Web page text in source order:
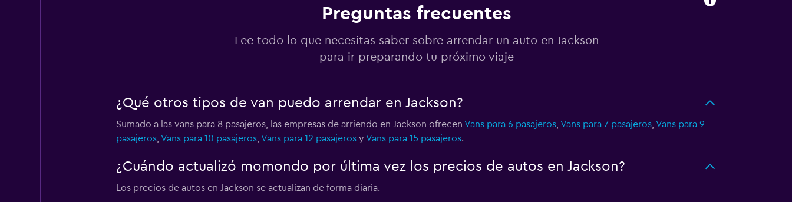
Preguntas frecuentes
Lee todo lo que necesitas saber sobre arrendar un auto en Jackson
para ir preparando tu próximo viaje
¿Qué otros tipos de van puedo arrendar en Jackson?
Sumado a las vans para 8 pasajeros, las empresas de arriendo en Jackson ofrecen Vans para 6 pasajeros, Vans para 7 pasajeros, Vans para 9
pasajeros, Vans para 10 pasajeros, Vans para 12 pasajerosy Vans para 15 pasajeros.
¿Cuándo actualizó momondo por última vez los precios de autos en Jackson?
Los precios de autos en Jackson se actualizan de forma diaria.